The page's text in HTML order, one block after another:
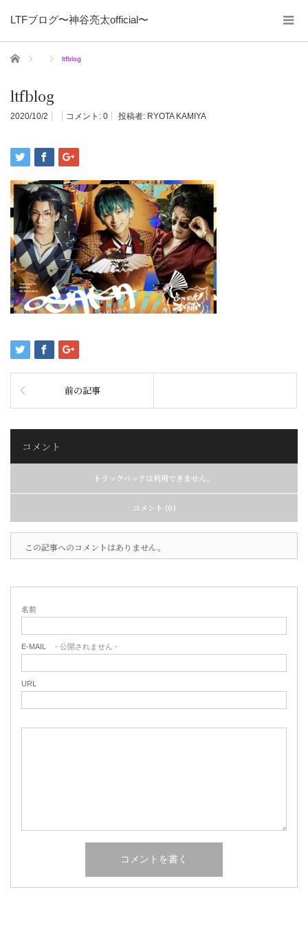
LTFブログ〜神谷亮太official〜
ホーム ltfblog
ltfblog
2020/10/2 コメント: 0 投稿者: RYOTA KAMIYA
前の記事
コメント
トラックバックは利用できません。
コメント (0)
この記事へのコメントはありません。
名前
E-MAIL - 公開されません -
URL